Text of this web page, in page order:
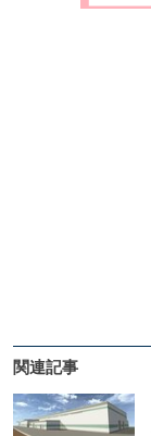
関連記事